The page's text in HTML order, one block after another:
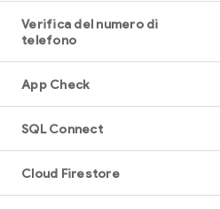
Verifica del numero di
telefono
App Check
SQL Connect
Cloud Firestore